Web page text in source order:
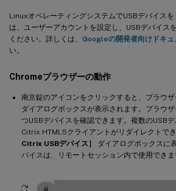
LinuxオペレーティングシステムでUSBデバイス
は、ユーザーアカウントを設定し、USBデバイス
ください。詳しくは、 Googleの開発者向けドキュ
い。
Chromeブラウザーの動作
南京錠のアイコンをクリックすると、ブラウザ
ダイアログボックスが表示されます。ブラウ
つUSBデバイスを確認できます。複数のUSBデ
Citrix HTML5クライアントがリダイレクトで
Citrix USBデバイス］
ダイアログボックスに
バイスは、リモートセッション内で使用できま